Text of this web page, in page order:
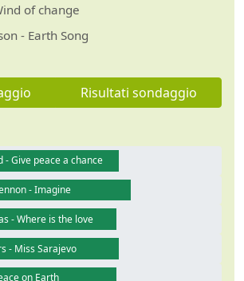
of change
- Earth Song
Risultati sondaggio
- Give peace a chance
- Imagine
- Where is the love
- Miss Sarajevo
on Earth